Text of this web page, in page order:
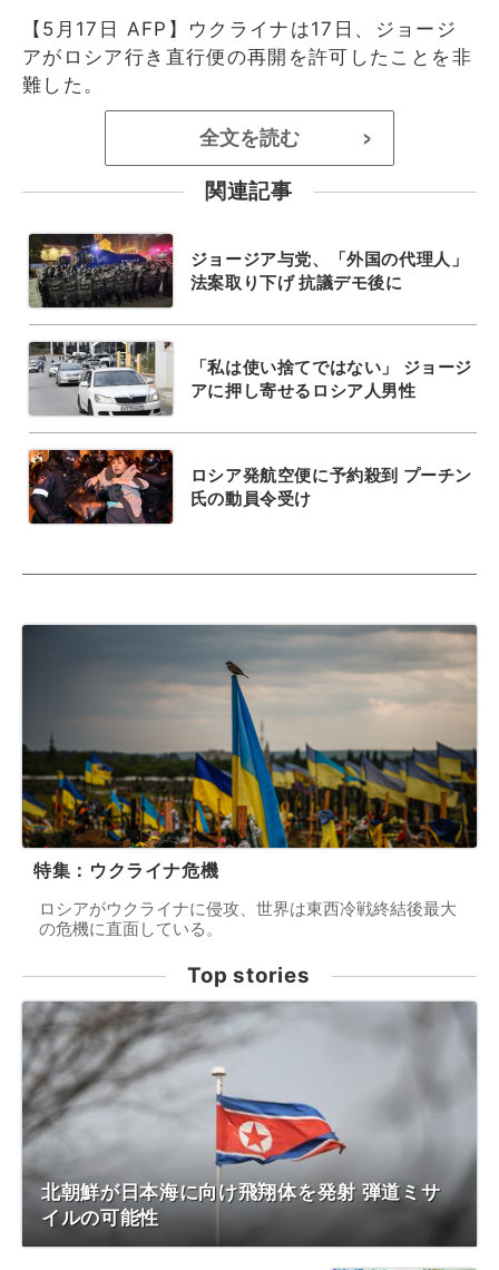
【5月17日 AFP】ウクライナは17日、ジョージ
アがロシア行き直行便の再開を許可したことを非
難した。
全文を読む >
関連記事
ジョージア与党、「外国の代理人」
法案取り下げ 抗議デモ後に
「私は使い捨てではない」 ジョージ
アに押し寄せるロシア人男性
ロシア発航空便に予約殺到 プーチン
氏の動員令受け
特集：ウクライナ危機
ロシアがウクライナに侵攻、世界は東西冷戦終結後最大
の危機に直面している。
Top stories
北朝鮮が日本海に向け飛翔体を発射 弾道ミサ
イルの可能性